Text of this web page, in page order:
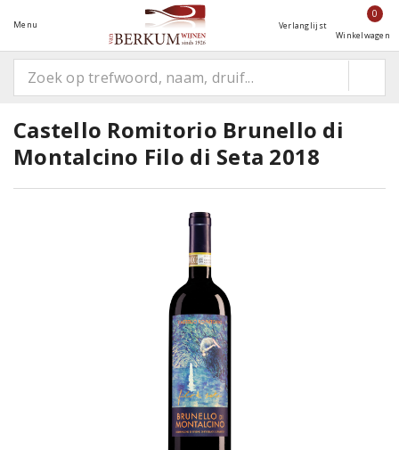
Menu Verlanglijst
0
Winkelwagen
Castello Romitorio Brunello di
Montalcino Filo di Seta 2018